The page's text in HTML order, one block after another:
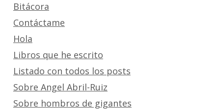
Bitácora
Contáctame
Hola
Libros que he escrito
Listado con todos los posts
Sobre Angel Abril-Ruiz
Sobre hombros de gigantes